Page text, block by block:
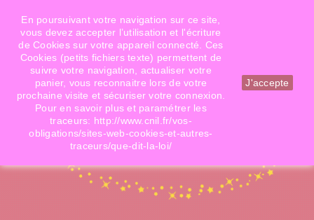
Téléphone: 06 09 14 02 79 Email: info@doigtsdefees.com
Mon compte
En poursuivant votre navigation sur ce site,
vous devez accepter l’utilisation et l'écriture
de Cookies sur votre appareil connecté. Ces
Cookies (petits fichiers texte) permettent de
suivre votre navigation, actualiser votre
panier, vous reconnaitre lors de votre
prochaine visite et sécuriser votre connexion.
Pour en savoir plus et paramétrer les
traceurs: http://www.cnil.fr/vos-
obligations/sites-web-cookies-et-autres-
traceurs/que-dit-la-loi/
J'accepte